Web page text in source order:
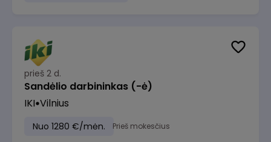
prieš 2 d.
Sandėlio darbininkas (-ė)
IKI Vilnius
Nuo 1280 €/mėn. Prieš mokesčius